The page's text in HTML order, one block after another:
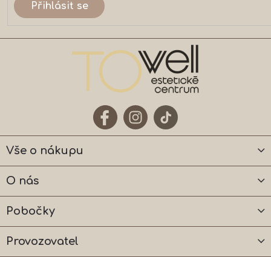
Přihlásit se
Vše o nákupu
O nás
Pobočky
Provozovatel